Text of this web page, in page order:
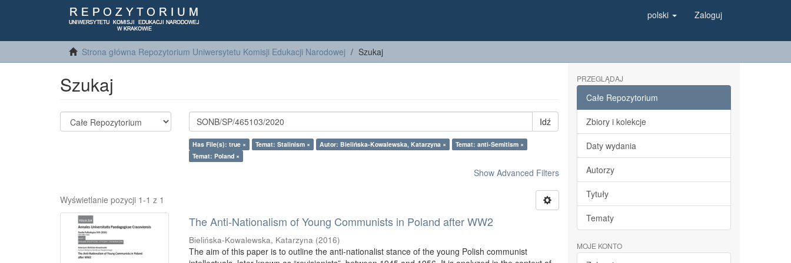
polski Zaloguj
Strona główna Repozytorium Uniwersytetu Komisji Edukacji Narodowej Szukaj
Szukaj
Idź
Has File(s): true × Temat: Stalinism × Autor: Bielińska-Kowalewska, Katarzyna ×
Temat: anti-Semitism ×
Temat: Poland ×
Show Advanced Filters
Wyświetlanie pozycji 1-1 z 1
The Anti-Nationalism of Young Communists in Poland after WW2
Bielińska-Kowalewska, Katarzyna (2016)
The aim of this paper is to outline the anti-nationalist stance of the young Polish communist
PRZEGLĄDAJ
Całe Repozytorium
Zbiory i kolekcje
Daty wydania
Autorzy
Tytuły
Tematy
MOJE KONTO